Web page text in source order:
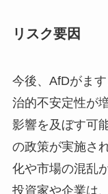
リスク要因
今後、AfDがま
治的不安定性が
影響を及ぼす可
の政策が実施さ
化や市場の混乱
投資家や企業は